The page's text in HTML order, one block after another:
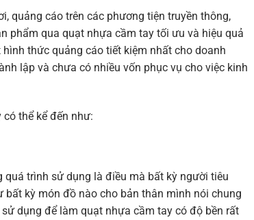
quảng cáo trên các phương tiện truyền thông,
phẩm qua quạt nhựa cầm tay tối ưu và hiệu quả
thức quảng cáo tiết kiệm nhất cho doanh
lập và chưa có nhiều vốn phục vụ cho việc kinh
thể kể đến như:
trình sử dụng là điều mà bất kỳ người tiêu
kỳ món đồ nào cho bản thân mình nói chung
dụng để làm quạt nhựa cầm tay có độ bền rất